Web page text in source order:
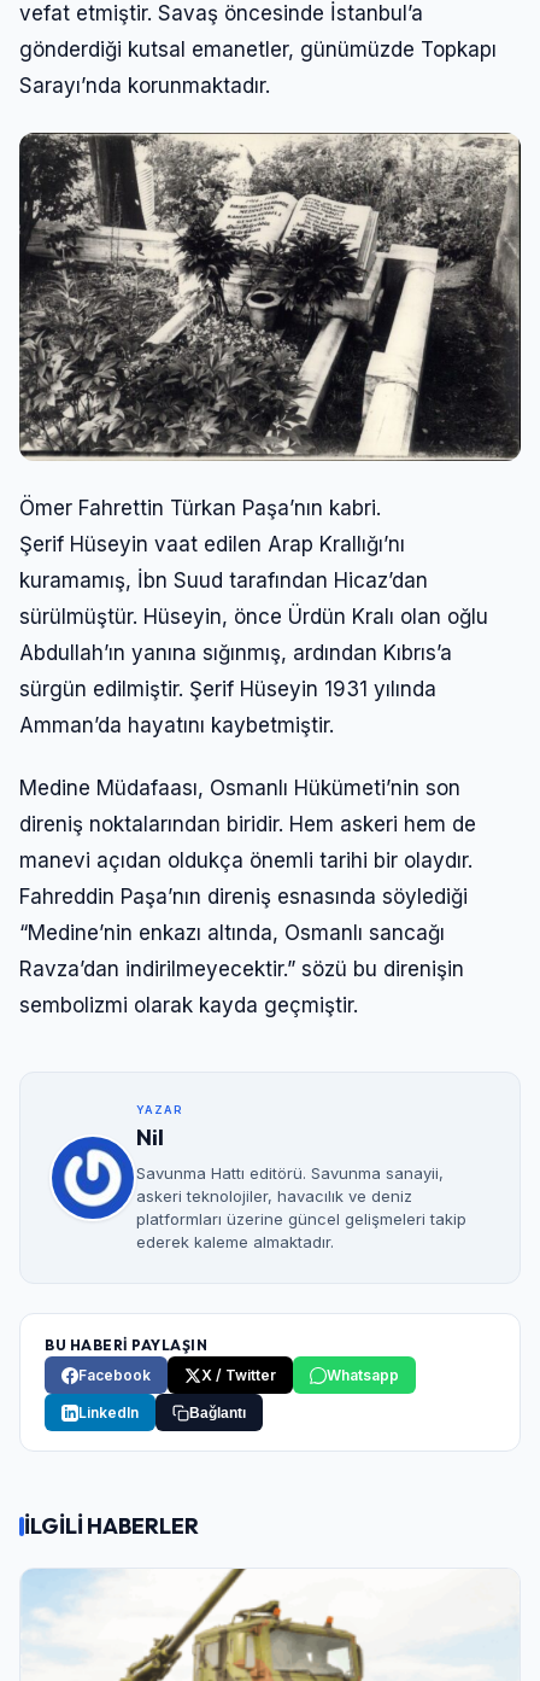
vefat etmiştir. Savaş öncesinde İstanbul’a
gönderdiği kutsal emanetler, günümüzde Topkapı
Sarayı’nda korunmaktadır.
Ömer Fahrettin Türkan Paşa’nın kabri.
Şerif Hüseyin vaat edilen Arap Krallığı’nı
kuramamış, İbn Suud tarafından Hicaz’dan
sürülmüştür. Hüseyin, önce Ürdün Kralı olan oğlu
Abdullah’ın yanına sığınmış, ardından Kıbrıs’a
sürgün edilmiştir. Şerif Hüseyin 1931 yılında
Amman’da hayatını kaybetmiştir.
Medine Müdafaası, Osmanlı Hükümeti’nin son
direniş noktalarından biridir. Hem askeri hem de
manevi açıdan oldukça önemli tarihi bir olaydır.
Fahreddin Paşa’nın direniş esnasında söylediği
“Medine’nin enkazı altında, Osmanlı sancağı
Ravza’dan indirilmeyecektir.” sözü bu direnişin
sembolizmi olarak kayda geçmiştir.
YAZAR
Nil
Savunma Hattı editörü. Savunma sanayii,
askeri teknolojiler, havacılık ve deniz
platformları üzerine güncel gelişmeleri takip
ederek kaleme almaktadır.
BU HABERİ PAYLAŞIN
Facebook
X / Twitter Whatsapp
LinkedIn Bağlantı
İLGİLİ HABERLER
Giriş Yap
Kullanıcı Adı veya E-posta